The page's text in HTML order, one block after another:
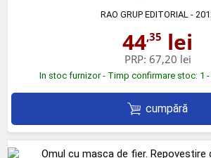
RAO GRUP EDITORIAL -
44,35 lei
PRP: 67,20 lei
In stoc furnizor - Timp confirmare stoc: 1
cumpără